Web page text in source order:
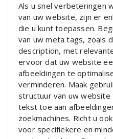
Als u snel verbeteringen
van uw website, zijn er
die u kunt toepassen.
van uw meta tags, zoals
description, met
ervoor dat uw website
afbeeldingen te
verminderen. Maak
structuur van uw
tekst toe aan
zoekmachines. Richt u
voor specifiekere en